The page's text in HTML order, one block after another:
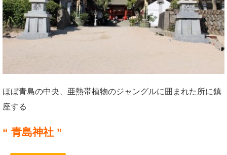
ほぼ青島の中央、亜熱帯植物のジャングルに囲まれた所に鎮
座する
“ 青島神社 ”